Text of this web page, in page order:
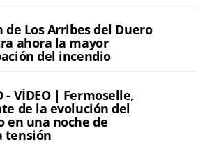
de Los Arribes del Duero
ahora la mayor
del incendio
- VÍDEO | Fermoselle,
de la evolución del
en una noche de
tensión